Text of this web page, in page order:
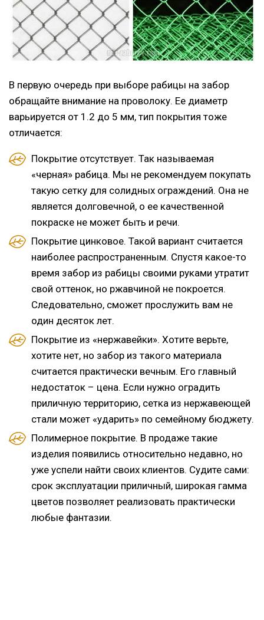
В первую очередь при выборе рабицы на забор
обращайте внимание на проволоку. Ее диаметр
варьируется от 1.2 до 5 мм, тип покрытия тоже
отличается:
Покрытие отсутствует. Так называемая
«черная» рабица. Мы не рекомендуем покупать
такую сетку для солидных ограждений. Она не
является долговечной, о ее качественной
покраске не может быть и речи.
Покрытие цинковое. Такой вариант считается
наиболее распространенным. Спустя какое-то
время забор из рабицы своими руками утратит
свой оттенок, но ржавчиной не покроется.
Следовательно, сможет прослужить вам не
один десяток лет.
Покрытие из «нержавейки». Хотите верьте,
хотите нет, но забор из такого материала
считается практически вечным. Его главный
недостаток – цена. Если нужно оградить
приличную территорию, сетка из нержавеющей
стали может «ударить» по семейному бюджету.
Полимерное покрытие. В продаже такие
изделия появились относительно недавно, но
уже успели найти своих клиентов. Судите сами:
срок эксплуатации приличный, широкая гамма
цветов позволяет реализовать практически
любые фантазии.